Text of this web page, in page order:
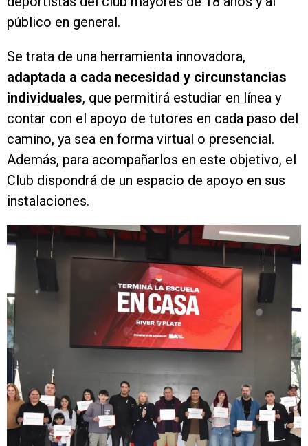
público en general.
Se trata de una herramienta innovadora,
adaptada a cada necesidad y circunstancias
individuales, que permitirá estudiar en línea y
contar con el apoyo de tutores en cada paso del
camino, ya sea en forma virtual o presencial.
Además, para acompañarlos en este objetivo, el
Club dispondrá de un espacio de apoyo en sus
instalaciones.